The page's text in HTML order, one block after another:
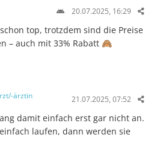
20.07.2025, 16:29
top, trotzdem sind die Preise
– auch mit 33% Rabatt 🙈
ärztin 21.07.2025, 07:52
damit einfach erst gar nicht an.
laufen, dann werden sie